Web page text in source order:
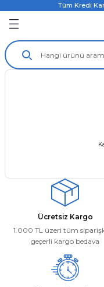
Tüm Kredi
Ücretsiz Kargo
1.000 TL üzeri tüm
geçerli kargo bedava